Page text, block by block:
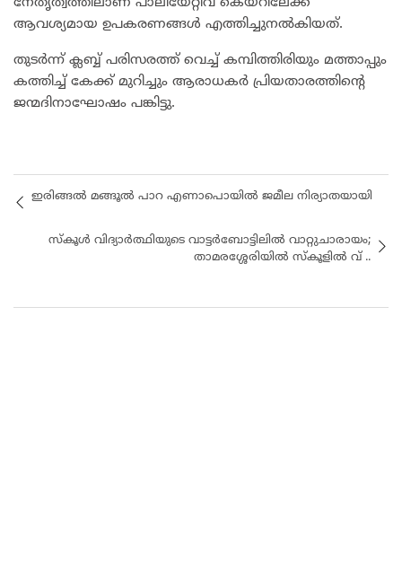
ആവശ്യമായ ഉപകരണങ്ങൾ എത്തിച്ചുനൽകിയത്.
തുടർന്ന് ക്ലബ്ബ് പരിസരത്ത് വെച്ച് കമ്പിത്തിരിയും മത്താപ്പും
കത്തിച്ച് കേക്ക് മുറിച്ചും ആരാധകർ പ്രിയതാരത്തിന്റെ
ജന്മദിനാഘോഷം പങ്കിട്ടു.
ഇരിങ്ങൽ മങ്ങൂൽ പാറ എണാപൊയിൽ ജമീല നിര്യാതയായി
സ്‌കൂൾ വിദ്യാർത്ഥിയുടെ വാട്ടർബോട്ടിലിൽ വാറ്റുചാരായം;
താമരശ്ശേരിയിൽ സ്കൂളിൽ വ് ..